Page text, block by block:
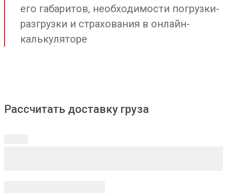
его габаритов, необходимости погрузки-
разгрузки и страхования в онлайн-
калькуляторе
Рассчитать доставку груза